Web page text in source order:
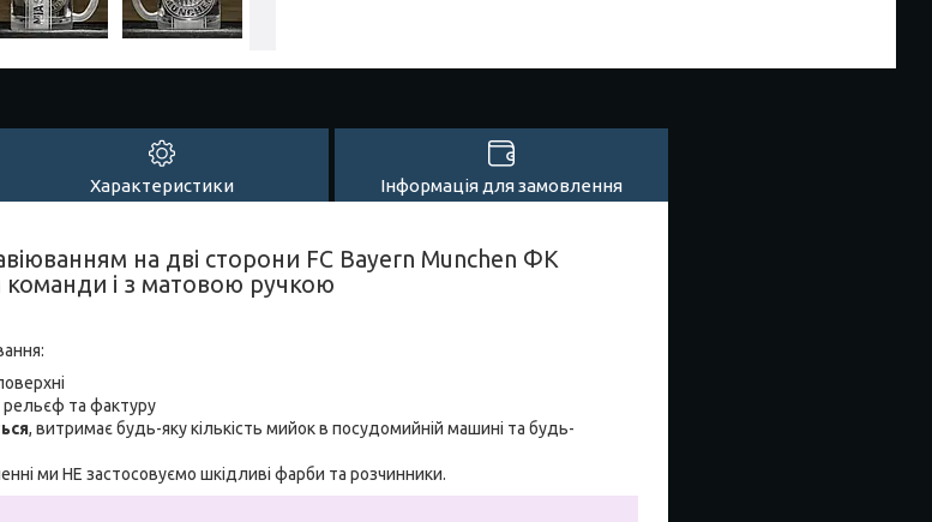
Характеристики Інформація для замовлення
на дві сторони FC Bayern Munchen ФК
і з матовою ручкою
рельєф та фактуру
, витримає будь-яку кількість мийок в посудомийній машині та будь-
ми НЕ застосовуємо шкідливі фарби та розчинники.